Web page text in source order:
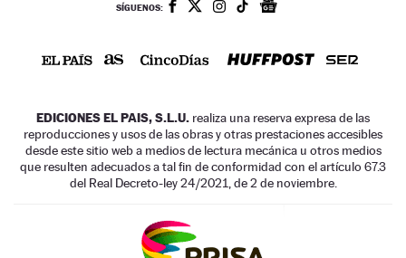
SÍGUENOS:
EDICIONES EL PAIS, S.L.U. realiza una reserva expresa de las
reproducciones y usos de las obras y otras prestaciones accesibles
desde este sitio web a medios de lectura mecánica u otros medios
que resulten adecuados a tal fin de conformidad con el artículo 67.3
del Real Decreto-ley 24/2021, de 2 de noviembre.